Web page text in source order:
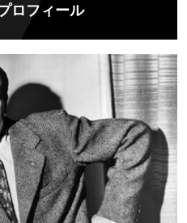
ロフィール